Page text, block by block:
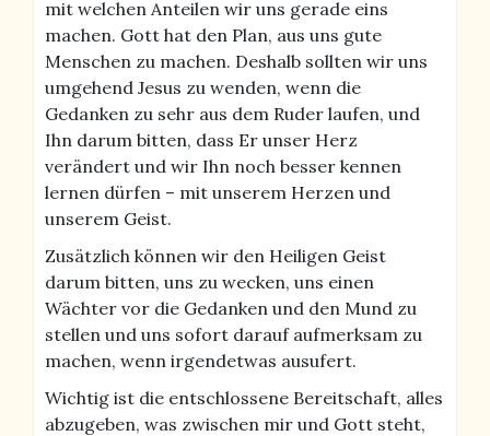
mit welchen Anteilen wir uns gerade eins
machen. Gott hat den Plan, aus uns gute
Menschen zu machen. Deshalb sollten wir uns
umgehend Jesus zu wenden, wenn die
Gedanken zu sehr aus dem Ruder laufen, und
Ihn darum bitten, dass Er unser Herz
verändert und wir Ihn noch besser kennen
lernen dürfen – mit unserem Herzen und
unserem Geist.
Zusätzlich können wir den Heiligen Geist
darum bitten, uns zu wecken, uns einen
Wächter vor die Gedanken und den Mund zu
stellen und uns sofort darauf aufmerksam zu
machen, wenn irgendetwas ausufert.
Wichtig ist die entschlossene Bereitschaft, alles
abzugeben, was zwischen mir und Gott steht,